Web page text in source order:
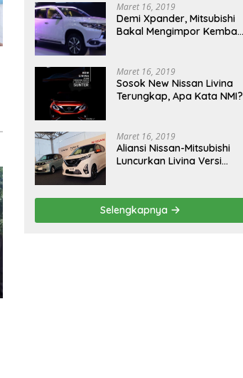
Maret 16, 2019
Demi Xpander, Mitsubishi
Bakal Mengimpor Kembali
Maret 16, 2019
Sosok New Nissan Livina
Terungkap, Apa Kata NMI?
Maret 16, 2019
Aliansi Nissan-Mitsubishi
Luncurkan Livina Versi
Selengkapnya